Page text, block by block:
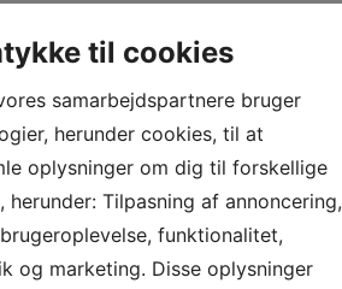
webinarer.
ønsker at deltage i:
til cookies
samarbejdspartnere bruger
herunder cookies, til at
oplysninger om dig til forskellige
herunder: Tilpasning af annoncering,
funktionalitet,
og marketing. Disse oplysninger